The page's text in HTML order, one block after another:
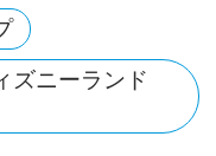
ズニーランド